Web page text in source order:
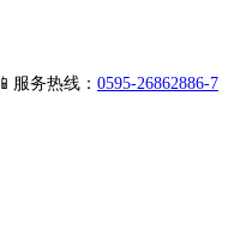
📱服务热线： 0595-26862886-7